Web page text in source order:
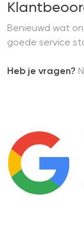
Benieuwd wat
goede service
Heb je vragen?